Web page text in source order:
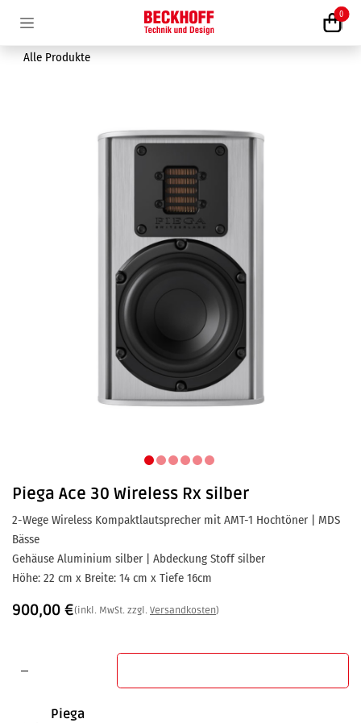
0
Alle Produkte
Piega Ace 30 Wireless Rx silber
2-Wege Wireless Kompaktlautsprecher mit AMT-1 Hochtöner | MDS
Bässe
Gehäuse Aluminium silber | Abdeckung Stoff silber
Höhe: 22 cm x Breite: 14 cm x Tiefe 16cm
900,00 €(inkl. MwSt. zzgl. Versandkosten)
Piega